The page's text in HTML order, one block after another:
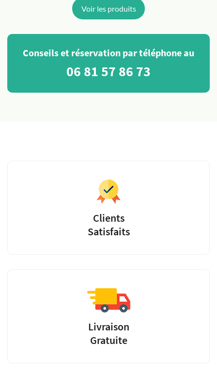
Voir les produits
Conseils et réservation par téléphone au
06 81 57 86 73
Clients
Satisfaits
Livraison
Gratuite